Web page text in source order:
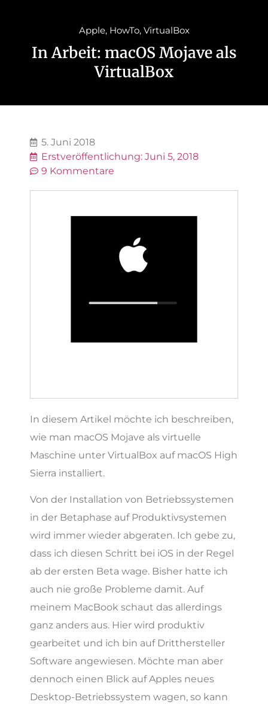
Apple, HowTo, VirtualBox
In Arbeit: macOS Mojave als
VirtualBox
5. Juni 2018
Erstveröffentlichung: Juni 5, 2018
9 Kommentare
In diesem Artikel möchte ich beschreiben,
wie man macOS Mojave als virtuelle
Maschine unter VirtualBox auf macOS High
Sierra installiert.
Von der Installation von Betriebssystemen
in der Betaphase auf Produktivsystemen
wird immer wieder abgeraten. Ich gebe zu,
dass ich diesen Schritt bei iOS in der Regel
ab der ersten Beta wage. Bisher hatte ich
auch nie große Probleme damit. Auf
meinem MacBook schaut das allerdings
ganz anders aus. Hier wird produktiv
gearbeitet und ich bin auf Dritthersteller
Software angewiesen. Möchte man aber
dennoch einen Blick auf Apples neues
Desktop-Betriebssystem wagen, so kann